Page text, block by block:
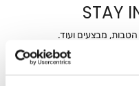
STAY
מבצעים ועוד.